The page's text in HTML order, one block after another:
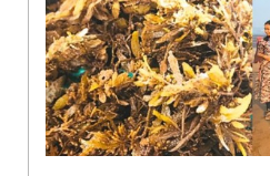
आणि त्याच्या अधिवासाचा आढावा
प्रयत्न.....